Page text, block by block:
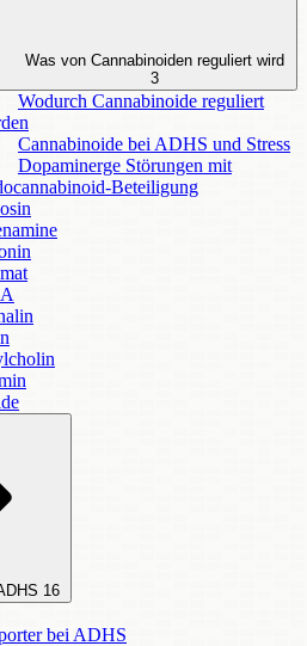
Was von Cannabinoiden reguliert wird
3
Wodurch Cannabinoide reguliert
Cannabinoide bei ADHS und Stress
Dopaminerge Störungen mit
Beteiligung
16
bei ADHS